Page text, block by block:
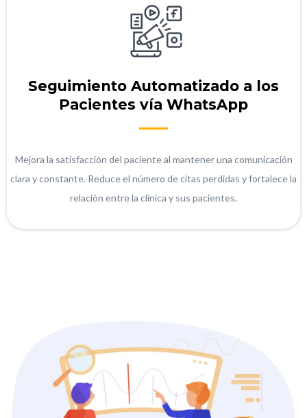
Seguimiento Automatizado a los
Pacientes vía WhatsApp
Mejora la satisfacción del paciente al mantener una comunicación
clara y constante. Reduce el número de citas perdidas y fortalece la
relación entre la clínica y sus pacientes.